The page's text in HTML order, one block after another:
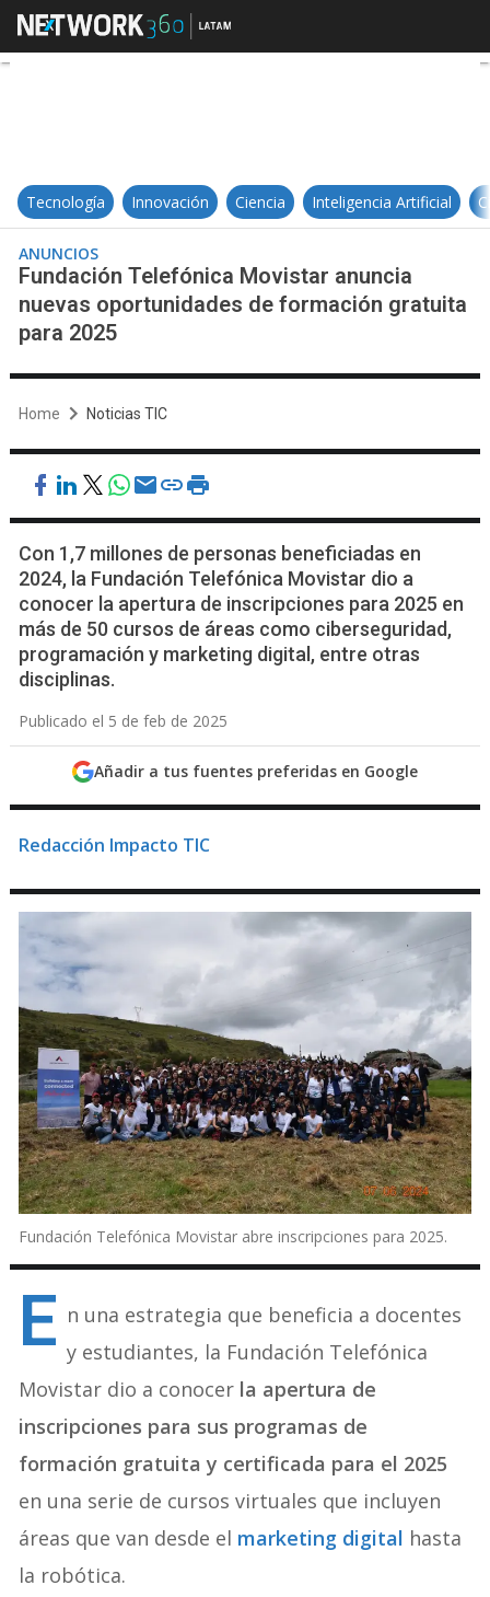
Fundación Telefónica Movistar
Tecnología Innovación Ciencia Inteligencia Artificial
ANUNCIOS
Fundación Telefónica Movistar anuncia
nuevas oportunidades de formación gratuita
para 2025
Home Noticias TIC
Con 1,7 millones de personas beneficiadas en
2024, la Fundación Telefónica Movistar dio a
conocer la apertura de inscripciones para 2025 en
más de 50 cursos de áreas como ciberseguridad,
programación y marketing digital, entre otras
disciplinas.
Publicado el 5 de feb de 2025
Añadir a tus fuentes preferidas en Google
Redacción Impacto TIC
Fundación Telefónica Movistar abre inscripciones para 2025.
E n una estrategia que beneficia a docentes
y estudiantes, la Fundación Telefónica
Movistar dio a conocer la apertura de
inscripciones para sus programas de
formación gratuita y certificada para el 2025
en una serie de cursos virtuales que incluyen
áreas que van desde el marketing digital hasta
la robótica.